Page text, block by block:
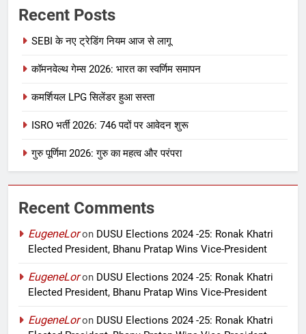
Recent Posts
SEBI के नए ट्रेडिंग नियम आज से लागू
कॉमनवेल्थ गेम्स 2026: भारत का स्वर्णिम समापन
कमर्शियल LPG सिलेंडर हुआ सस्ता
ISRO भर्ती 2026: 746 पदों पर आवेदन शुरू
गुरु पूर्णिमा 2026: गुरु का महत्व और परंपरा
Recent Comments
EugeneLoron DUSU Elections 2024 -25: Ronak Khatri
Elected President, Bhanu Pratap Wins Vice-President
EugeneLoron DUSU Elections 2024 -25: Ronak Khatri
Elected President, Bhanu Pratap Wins Vice-President
EugeneLoron DUSU Elections 2024 -25: Ronak Khatri